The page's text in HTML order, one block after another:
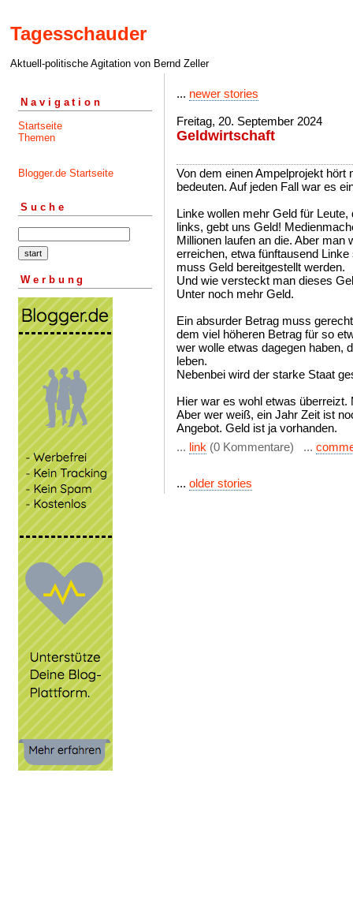
Tagesschauder
Aktuell-politische Agitation von Bernd Zeller
Navigation
Startseite
Themen
Blogger.de Startseite
Suche
Werbung
... newer stories
Freitag, 20. September 2024
Geldwirtschaft
Von dem einen Ampelprojekt
bedeuten. Auf jeden Fall war es
Linke wollen mehr Geld für
links, gebt uns Geld!
Millionen laufen an die. Aber man
erreichen, etwa fünftausend
muss Geld bereitgestellt werden.
Und wie versteckt man dieses
Unter noch mehr Geld.
Ein absurder Betrag muss
dem viel höheren Betrag für so
wer wolle etwas dagegen haben,
leben.
Nebenbei wird der starke Staat
Hier war es wohl etwas überreizt.
Aber wer weiß, ein Jahr Zeit ist
Angebot. Geld ist ja vorhanden.
... link (0 Kommentare) ...
... older stories